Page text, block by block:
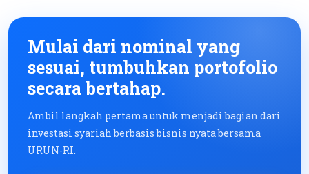
Mulai dari nominal yang
sesuai, tumbuhkan portofolio
secara bertahap.
Ambil langkah pertama untuk menjadi bagian dari
investasi syariah berbasis bisnis nyata bersama
URUN-RI.